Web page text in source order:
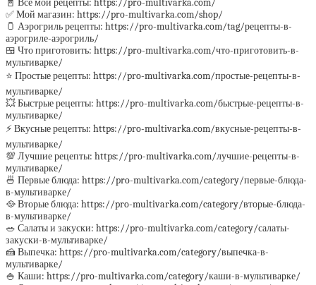
📓 Все мои рецепты: https://pro-multivarka.com/
✅ Мой магазин: https://pro-multivarka.com/shop/
🫙 Аэрогриль рецепты: https://pro-multivarka.com/tag/рецепты-в-
аэрогриле-аэрогриль/
🍱 Что приготовить: https://pro-multivarka.com/что-приготовить-в-
мультиварке/
⭐️ Простые рецепты: https://pro-multivarka.com/простые-рецепты-в-
мультиварке/
💥 Быстрые рецепты: https://pro-multivarka.com/быстрые-рецепты-в-
мультиварке/
⚡️ Вкусные рецепты: https://pro-multivarka.com/вкусные-рецепты-в-
мультиварке/
💯 Лучшие рецепты: https://pro-multivarka.com/лучшие-рецепты-в-
мультиварке/
🍜 Первые блюда: https://pro-multivarka.com/category/первые-блюда-
в-мультиварке/
🥘 Вторые блюда: https://pro-multivarka.com/category/вторые-блюда-
в-мультиварке/
🥗 Салаты и закуски: https://pro-multivarka.com/category/салаты-
закуски-в-мультиварке/
🍰 Выпечка: https://pro-multivarka.com/category/выпечка-в-
мультиварке/
🍚 Каши: https://pro-multivarka.com/category/каши-в-мультиварке/